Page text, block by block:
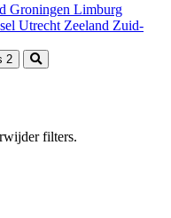
Groningen Limburg
Utrecht Zeeland Zuid-
2
filters.